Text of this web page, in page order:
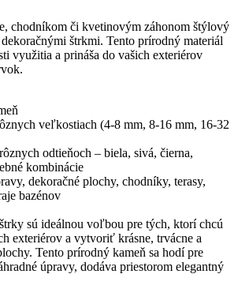
chodníkom či kvetinovým záhonom štýlový
štrkmi. Tento prírodný materiál
využitia a prináša do vašich exteriérov
veľkostiach (4-8 mm, 8-16 mm, 16-32
odtieňoch – biela, sivá, čierna,
kombinácie
dekoračné plochy, chodníky, terasy,
bazénov
sú ideálnou voľbou pre tých, ktorí chcú
exteriérov a vytvoriť krásne, trvácne a
Tento prírodný kameň sa hodí pre
úpravy, dodáva priestorom elegantný